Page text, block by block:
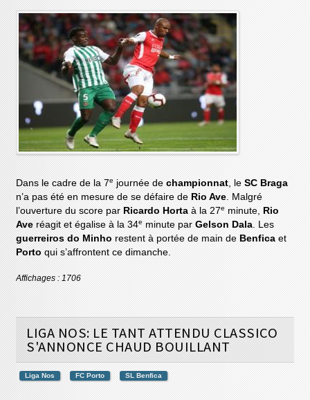
Dans le cadre de la 7e journée dechampionnat , leSC Braga
n’a pas été en mesure de se défaire de Rio Ave . Malgré
l’ouverture du score par Ricardo Horta à la 27e minute,
Rio
Averéagit et égalise à la 34e minute parGelson Dala . Les
guerreiros do Minho restent à portée de main de Benfica et
Portoqui s’affrontent ce dimanche.
Affichages : 1706
LIGA NOS: LE TANT ATTENDU CLASSICO
S'ANNONCE CHAUD BOUILLANT
Liga Nos FC Porto SL Benfica